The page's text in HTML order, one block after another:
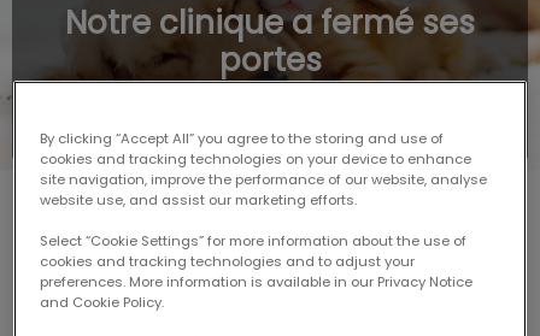
Notre clinique a fermé ses
portes
Centrale de Sherbrooke
NOUS AVONS FERMÉ NOS PORTES
By clicking “Accept All” you agree to the storing and use of
cookies and tracking technologies on your device to enhance
site navigation, improve the performance of our website, analyse
website use, and assist our marketing efforts.
Select “Cookie Settings” for more information about the use of
cookies and tracking technologies and to adjust your
preferences. More information is available in our Privacy Notice
and Cookie Policy.